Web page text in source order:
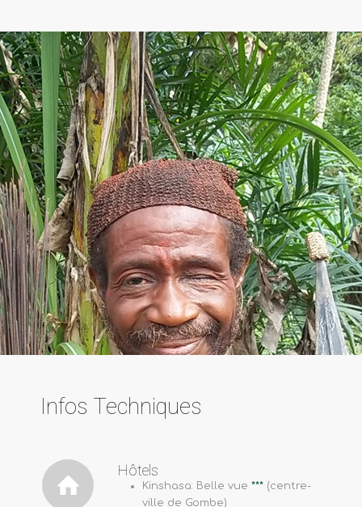
Infos Techniques
Hôtels
Kinshasa: Belle vue *** (centre-
ville de Gombe)